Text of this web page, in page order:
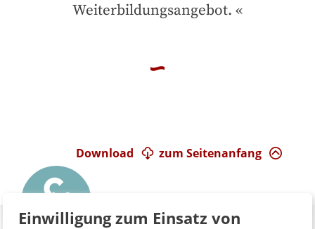
Weiterbildungsangebot.
zum Seitenanfang
Download
Einwilligung zum Einsatz von